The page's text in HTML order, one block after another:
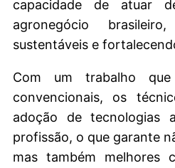
capacidade de atuar
agronegócio
sustentáveis e
Com um trabalho
convencionais, os
adoção de tecnologias
profissão, o que garante
mas também melhores